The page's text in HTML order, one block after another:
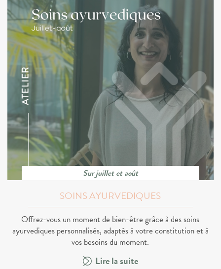
Sur juillet et août
SOINS AYURVEDIQUES
Offrez-vous un moment de bien-être grâce à des soins
ayurvediques personnalisés, adaptés à votre constitution et à
vos besoins du moment.
Lire la suite